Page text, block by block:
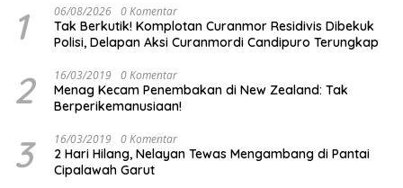
1 06/08/2026 0 Komentar
Tak Berkutik! Komplotan Curanmor Residivis Dibekuk
Polisi, Delapan Aksi Curanmordi Candipuro Terungkap
2 16/03/2019 0 Komentar
Menag Kecam Penembakan di New Zealand: Tak
Berperikemanusiaan!
3 16/03/2019 0 Komentar
2 Hari Hilang, Nelayan Tewas Mengambang di Pantai
Cipalawah Garut